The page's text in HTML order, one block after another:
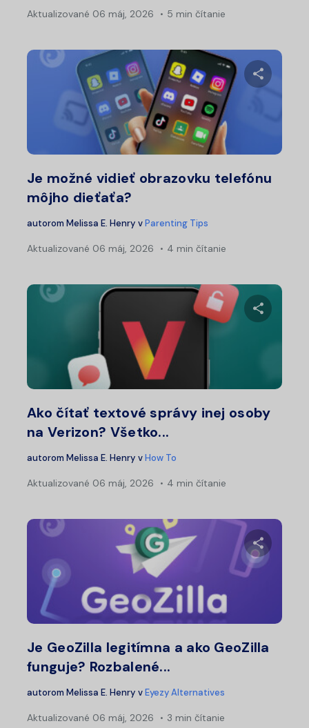
Aktualizované 06 máj, 2026 5 min čítanie
Je možné vidieť obrazovku telefónu
môjho dieťaťa?
autorom Melissa E. Henry vParenting Tips
Aktualizované 06 máj, 2026 4 min čítanie
Ako čítať textové správy inej osoby
na Verizon? Všetko...
autorom Melissa E. Henry vHow To
Aktualizované 06 máj, 2026 4 min čítanie
Je GeoZilla legitímna a ako GeoZilla
funguje? Rozbalené...
autorom Melissa E. Henry vEyezy Alternatives
Aktualizované 06 máj, 2026 3 min čítanie